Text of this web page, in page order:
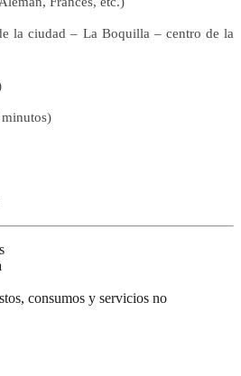
la ciudad – La Boquilla – centro de la
consumos y servicios no